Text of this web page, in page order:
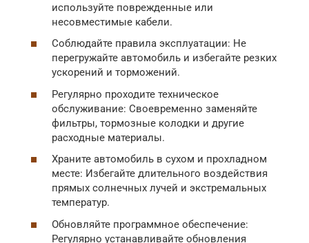
используйте поврежденные или
несовместимые кабели.
Соблюдайте правила эксплуатации: Не
перегружайте автомобиль и избегайте резких
ускорений и торможений.
Регулярно проходите техническое
обслуживание: Своевременно заменяйте
фильтры, тормозные колодки и другие
расходные материалы.
Храните автомобиль в сухом и прохладном
месте: Избегайте длительного воздействия
прямых солнечных лучей и экстремальных
температур.
Обновляйте программное обеспечение:
Регулярно устанавливайте обновления